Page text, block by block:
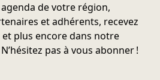
de votre région,
et adhérents, recevez
plus encore dans notre
pas à vous abonner !